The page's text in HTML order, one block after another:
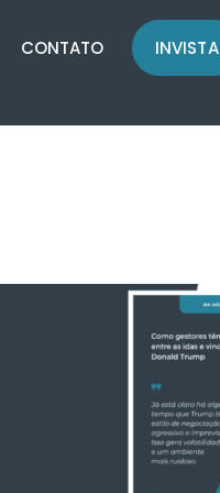
CONTATO INVISTA